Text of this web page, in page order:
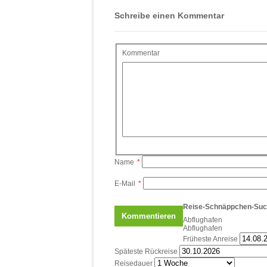
Schreibe einen Kommentar
Kommentar
Name *
E-Mail *
Reise-Schnäppchen-
Abflughafen
Abflughafen
Früheste Anreise
Späteste Rückreise
Reisedauer